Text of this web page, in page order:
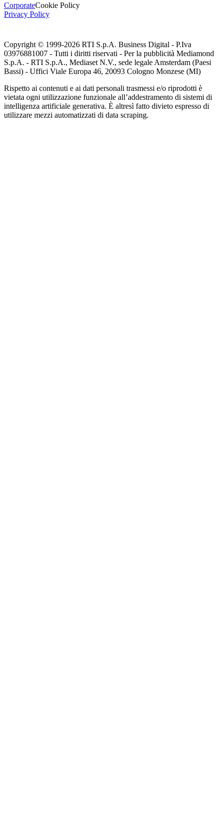
CorporateCookie Policy
Privacy Policy
Copyright © 1999-2026 RTI S.p.A. Business Digital - P.Iva
03976881007 - Tutti i diritti riservati - Per la pubblicità Mediamond
S.p.A. - RTI S.p.A., Mediaset N.V., sede legale Amsterdam (Paesi
Bassi) - Uffici Viale Europa 46, 20093 Cologno Monzese (MI)
Rispetto ai contenuti e ai dati personali trasmessi e/o riprodotti è
vietata ogni utilizzazione funzionale all’addestramento di sistemi di
intelligenza artificiale generativa. È altresì fatto divieto espresso di
utilizzare mezzi automatizzati di data scraping.